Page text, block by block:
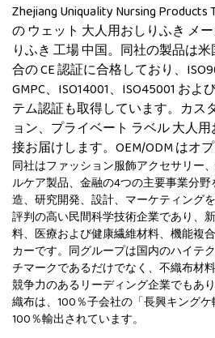
Zhejiang Uniquality Nursing Products
の ウェット 大人用おしりふき メ
りふき 工場中国。同社の製品は米
合の CE 認証に合格しており、
GMPC、ISO14001、ISO45001 お
テム認証も取得しています。カス
ョン、プライベート ラベル 大人
接お届けします。OEM/ODM はオプ
同社はファッション服飾アクセサリー
ルケア製品、金融の4つの主要事業分
造、研究開発、設計、マーケティング
評判の高い民間科学技術企業であり、
料、医療および健康繊維材料、機能複
カーです。同グループは国内のハイテ
チマークであるだけでなく、不織布材
競争力のあるリーディング企業でもあ
織布は、100％子会社の「長興キング
100％輸出されています。